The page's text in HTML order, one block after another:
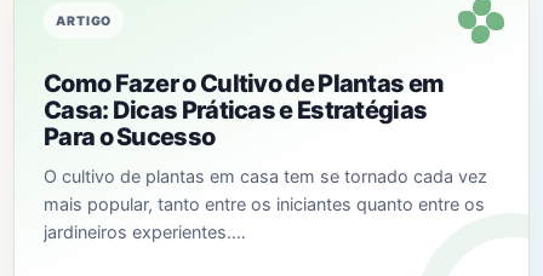
ARTIGO
Como Fazer o Cultivo de Plantas em
Casa: Dicas Práticas e Estratégias
Para o Sucesso
O cultivo de plantas em casa tem se tornado cada vez
mais popular, tanto entre os iniciantes quanto entre os
jardineiros experientes.…